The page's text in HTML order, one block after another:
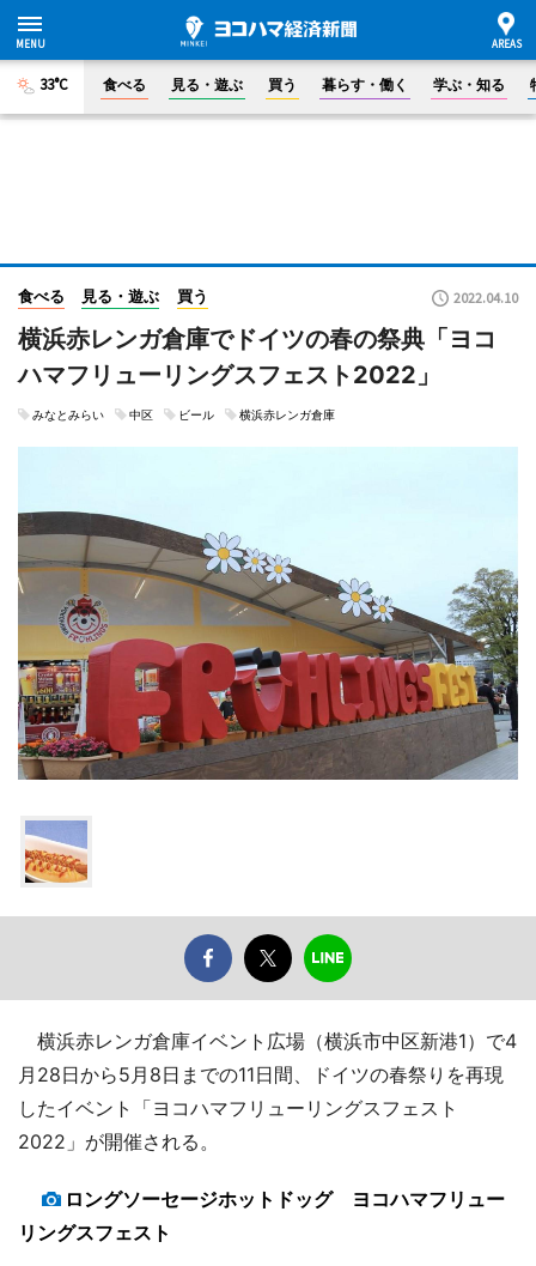
33°C 食べる 見る・遊ぶ 買う 暮らす・働く 学ぶ・知る
食べる 見る・遊ぶ 買う 2022.04.10
横浜赤レンガ倉庫でドイツの春の祭典「ヨコ
ハマフリューリングスフェスト2022」
みなとみらい 中区 ビール 横浜赤レンガ倉庫
横浜赤レンガ倉庫イベント広場（横浜市中区新港1）で4
月28日から5月8日までの11日間、ドイツの春祭りを再現
したイベント「ヨコハマフリューリングスフェスト
2022」が開催される。
ロングソーセージホットドッグ ヨコハマフリュー
リングスフェスト